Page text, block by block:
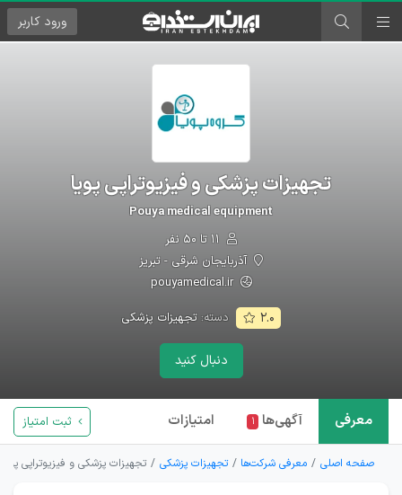
ورود کاربر
تجهیزات پزشکی و فیزیوتراپی پویا
Pouya medical equipment
آذربایجان شرقی - تبریز
pouyamedical.ir
۲.۰ دسته: تجهیزات پزشکی
دنبال کنید
معرفی آگهی‌ها ۱ امتیازات ثبت امتیاز
صفحه اصلی معرفی شرکت‌ها تجهیزات پزشکی تجهیزات پزشکی و فیزیوتراپی پویا